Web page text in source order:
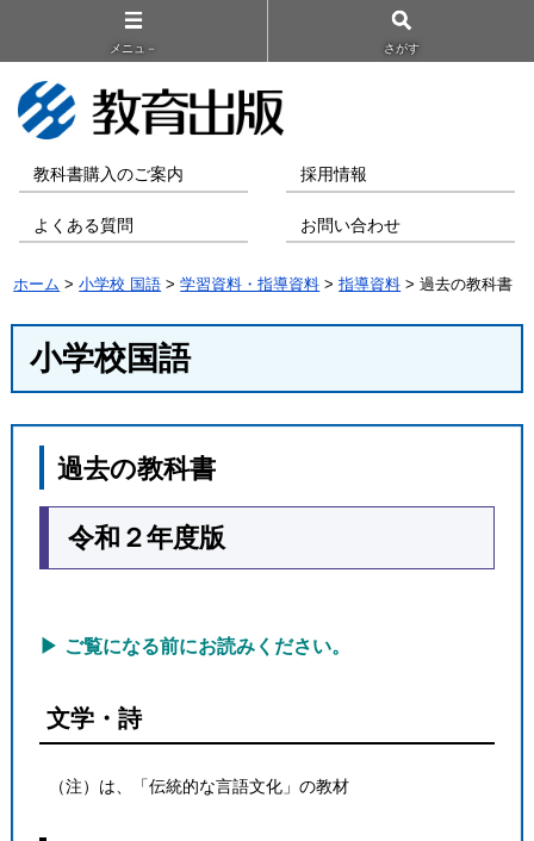
メニュ－ さがす
教科書購入のご案内 採用情報
よくある質問 お問い合わせ
ホーム >小学校 国語 >学習資料・指導資料 >指導資料 > 過去の教科書
小学校国語
過去の教科書
令和２年度版
ご覧になる前にお読みください。
●
文学・詩
（注）は、「伝統的な言語文化」の教材